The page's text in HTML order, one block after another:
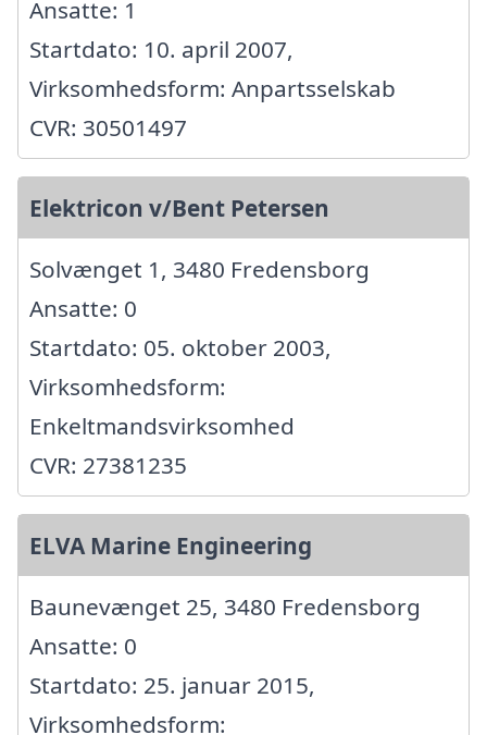
Ansatte: 1
Startdato: 10. april 2007,
Virksomhedsform: Anpartsselskab
CVR: 30501497
Elektricon v/Bent Petersen
Solvænget 1, 3480 Fredensborg
Ansatte: 0
Startdato: 05. oktober 2003,
Virksomhedsform:
Enkeltmandsvirksomhed
CVR: 27381235
ELVA Marine Engineering
Baunevænget 25, 3480 Fredensborg
Ansatte: 0
Startdato: 25. januar 2015,
Virksomhedsform: